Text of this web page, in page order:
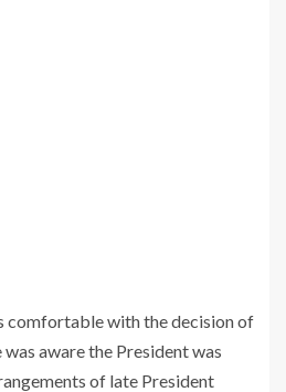
comfortable with the decision of
aware the President was
of late President